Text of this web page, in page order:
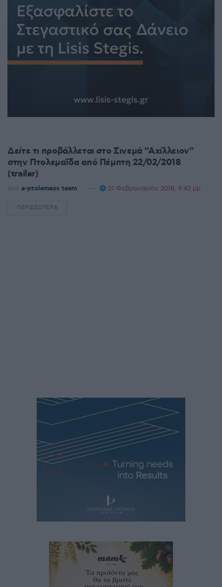
Δείτε τι προβάλλεται στο Σινεμά “Αχίλλειον”
στην Πτολεμαΐδα από Πέμπτη 22/02/2018
(trailer)
από e-ptolemeos team 21 Φεβρουαρίου 2018, 9:42 μμ
ΠΕΡΙΣΣΌΤΕΡΑ